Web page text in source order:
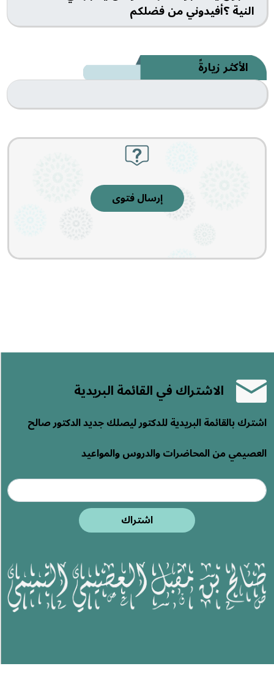
الأكثر زيارةً
إرسال فتوى
النية ؟أفيدوني من فضلكم
الاشتراك في القائمة البريدية
اشترك بالقائمة البريدية للدكتور ليصلك جديد الدكتور صالح
العصيمي من المحاضرات والدروس والمواعيد
اشتراك